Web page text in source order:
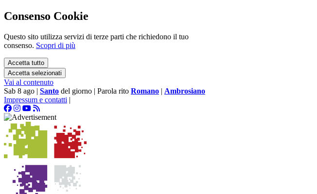
Consenso Cookie
Questo sito utilizza servizi di terze parti che richiedono il tuo
consenso. Scopri di più
Accetta tutto
Accetta selezionati
Vai al contenuto
Sab 8 ago | Santo del giorno | Parola rito Romano | Ambrosiano
Impressum e contatti |